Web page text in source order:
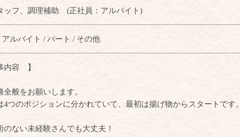
ッフ、調理補助 (正社員：アルバイト)
アルバイト / パート / その他
内容 】
全般をお願いします。
4つのポジションに分かれていて、最初は揚げ物からスタートです。
のない未経験さんでも大丈夫！